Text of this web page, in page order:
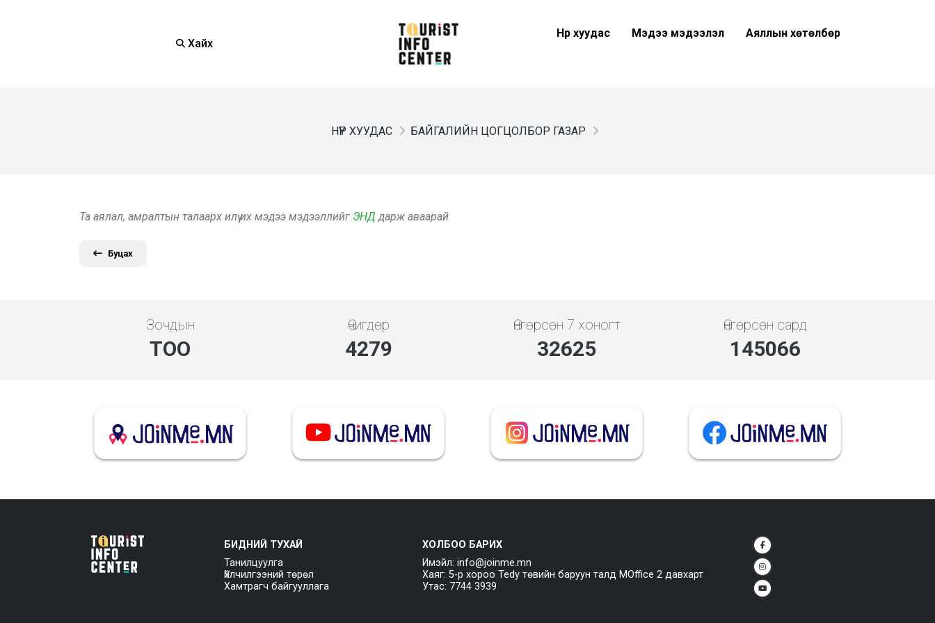
Хайх
Нүүр хуудас Мэдээ мэдээлэл Аяллын хөтөлбөр
НҮҮР ХУУДАС БАЙГАЛИЙН ЦОГЦОЛБОР ГАЗАР
Та аялал, амралтын талаарх илүү их мэдээ мэдээллийг ЭНД дарж аваарай
Буцах
Зочдын
ТОО
Өчигдөр
4279
Өнгөрсөн 7 хоногт
32625
Өнгөрсөн сард
145066
БИДНИЙ ТУХАЙ
Танилцуулга
Үйлчилгээний төрөл
Хамтрагч байгууллага
ХОЛБОО БАРИХ
Имэйл: info@joinme.mn
Хаяг: 5-р хороо Tedy төвийн баруун талд MOffice 2 давхарт
Утас: 7744 3939